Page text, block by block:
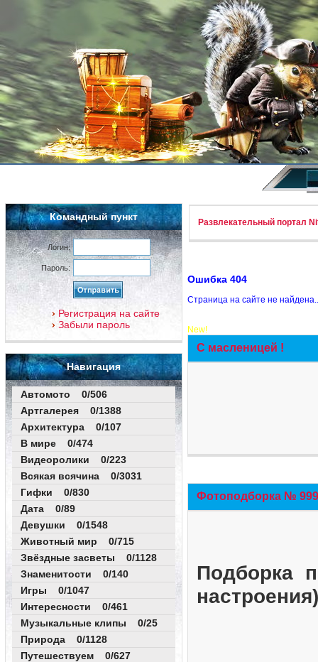
Командный пункт
Логин:
Пароль:
Регистрация на сайте
Забыли пароль
Навигация
Автомото 0/506
Артгалерея 0/1388
Архитектура 0/107
В мире 0/474
Видеоролики 0/223
Всякая всячина 0/3031
Гифки 0/830
Дата 0/89
Девушки 0/1548
Животный мир 0/715
Звёздные засветы 0/1128
Знаменитости 0/140
Игры 0/1047
Интересности 0/461
Музыкальные клипы 0/25
Природа 0/1128
Путешествуем 0/627
Развлекательный портал
Ошибка 404
Страница на сайте не
New!
С масленицей !
Фотоподборка №
Подборка